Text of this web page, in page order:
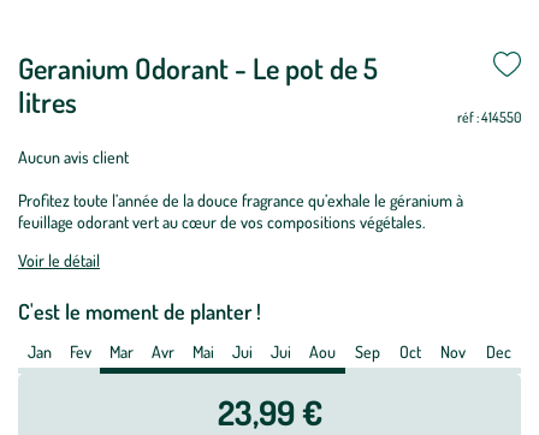
Geranium Odorant - Le pot de 5
litres
réf : 414550
Aucun avis client
Profitez toute l’année de la douce fragrance qu’exhale le géranium à
feuillage odorant vert au cœur de vos compositions végétales.
Voir le détail
C'est le moment de planter !
Période
Odorant
pot
litres
Jan Fev Mar Avr Mai Jui Jui Aou Sep Oct Nov Dec
Non
Non
Oui
Oui
Oui
Oui
Oui
Oui
Non
Non
Non
Non
23,99 €